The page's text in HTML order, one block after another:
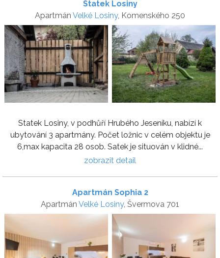
Statek Losiny
Apartmán Velké Losiny, Komenského 250
Statek Losiny, v podhůří Hrubého Jeseníku, nabízí k
ubytování 3 apartmány. Počet ložnic v celém objektu je
6,max kapacita 28 osob. Satek je situován v klidné...
zobrazit detail
Apartmán Sophia 2
Apartmán Velké Losiny, Švermova 701